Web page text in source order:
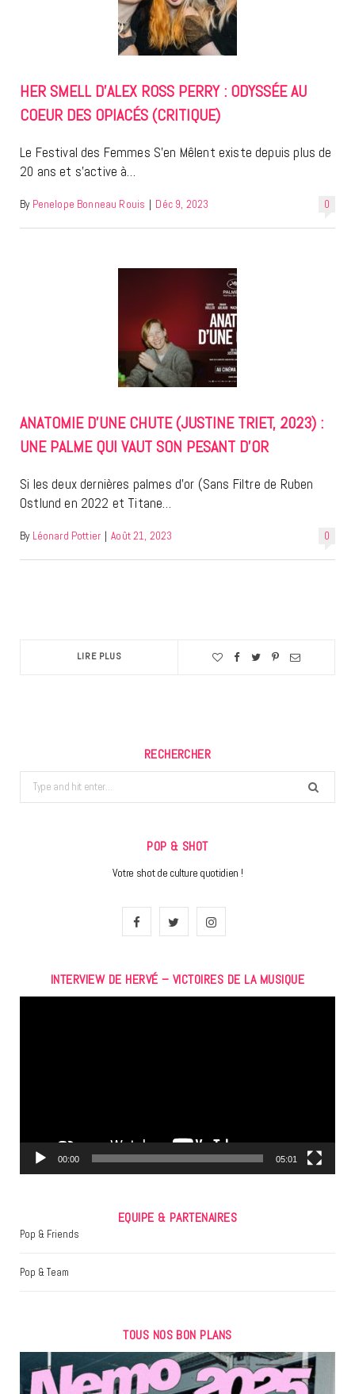
HER SMELL D’ALEX ROSS PERRY : ODYSSÉE AU
COEUR DES OPIACÉS (CRITIQUE)
Le Festival des Femmes S’en Mêlent existe depuis plus de
20 ans et s’active à…
0
By Penelope Bonneau Rouis | Déc 9, 2023
ANATOMIE D’UNE CHUTE (JUSTINE TRIET, 2023) :
UNE PALME QUI VAUT SON PESANT D’OR
Si les deux dernières palmes d’or (Sans Filtre de Ruben
Ostlund en 2022 et Titane…
0
By Léonard Pottier | Août 21, 2023
LIRE PLUS
RECHERCHER
Search
for:
POP & SHOT
Votre shot de culture quotidien !
F
c
i
I
s
m
INTERVIEW DE HERVÉ – VICTOIRES DE LA MUSIQUE
00:00 05:01
EQUIPE & PARTENAIRES
Pop & Friends
Pop & Team
TOUS NOS BON PLANS